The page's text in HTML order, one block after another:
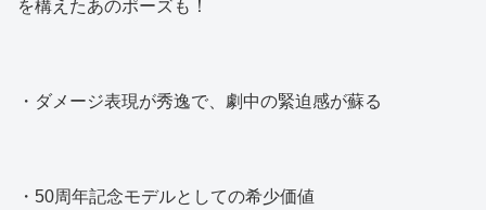
を構えたあのポーズも！
・ダメージ表現が秀逸で、劇中の緊迫感が蘇る
・50周年記念モデルとしての希少価値